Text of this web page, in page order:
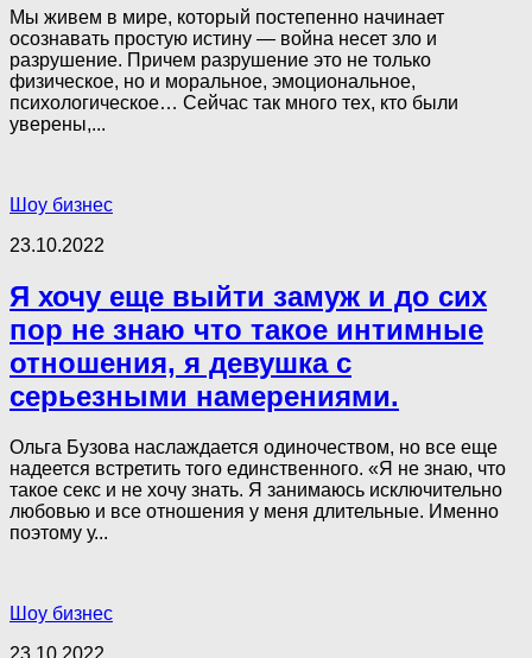
Мы живем в мире, который постепенно начинает
осознавать простую истину — война несет зло и
разрушение. Причем разрушение это не только
физическое, но и моральное, эмоциональное,
психологическое… Сейчас так много тех, кто были
уверены,...
Шоу бизнес
23.10.2022
Я хочу еще выйти замуж и до сих
пор не знаю что такое интимные
отношения, я девушка с
серьезными намерениями.
Ольга Бузова наслаждается одиночеством, но все еще
надеется встретить того единственного. «Я не знаю, что
такое секс и не хочу знать. Я занимаюсь исключительно
любовью и все отношения у меня длительные. Именно
поэтому у...
Шоу бизнес